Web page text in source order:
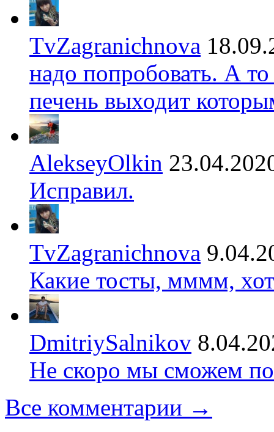
TvZagranichnova
надо попробовать. А
печень выходит
AlekseyOlkin
Исправил.
TvZagranichnova
Какие тосты, мммм,
DmitriySalnikov
Не скоро мы сможем
Все комментарии →